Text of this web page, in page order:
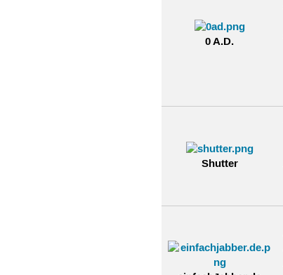
0 A.D.
Shutter